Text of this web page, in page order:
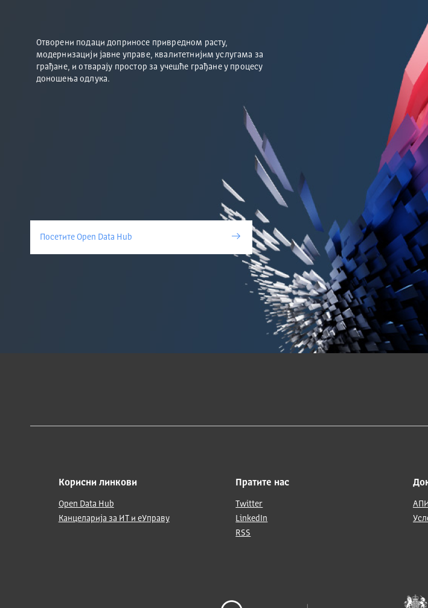
Отворени подаци доприносе привредном расту,
модернизацији јавне управе, квалитетнијим услугама за
грађане, и отварају простор за учешће грађане у процесу
доношења одлука.
Посетите Open Data Hub
Корисни линкови
Open Data Hub
Канцеларија за ИТ и еУправу
Пратите нас
Twitter
LinkedIn
RSS